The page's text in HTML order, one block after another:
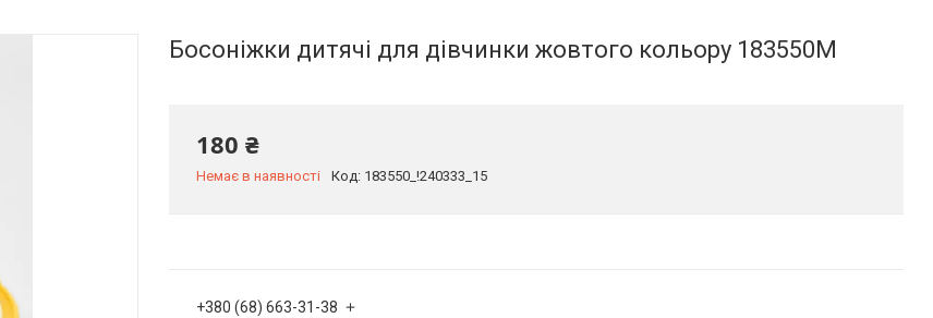
Босоніжки дитячі для дівчинки жовтого кольору 183550M
180 ₴
Немає в наявності Код: 183550_!240333_15
+380 (68) 663-31-38